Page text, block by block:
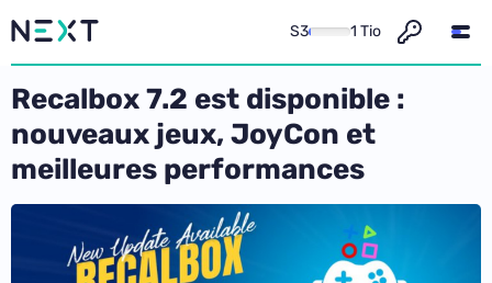
S3 1 Tio
Recalbox 7.2 est disponible :
nouveaux jeux, JoyCon et
meilleures performances